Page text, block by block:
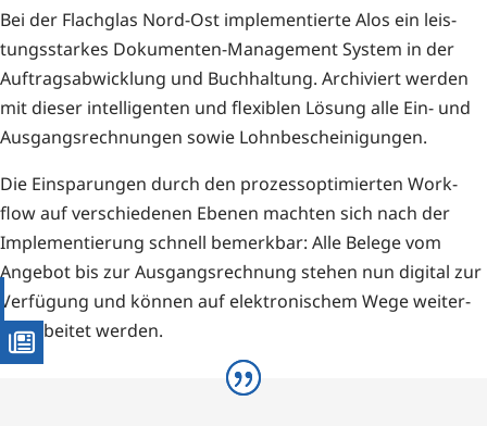
Bei der Flach­glas Nord-Ost imple­men­tier­te Alos ein leis­
tungs­star­kes Doku­men­ten-Manage­ment Sys­tem in der
Auf­trags­ab­wick­lung und Buch­hal­tung. Archi­viert wer­den
mit die­ser intel­li­gen­ten und fle­xi­blen Lösung alle Ein- und
Aus­gangs­rech­nun­gen sowie Lohnbescheinigungen.
Die Ein­spa­run­gen durch den pro­zess­op­ti­mier­ten Work­
flow auf ver­schie­de­nen Ebe­nen mach­ten sich nach der
Imple­men­tie­rung schnell bemerk­bar: Alle Bele­ge vom
Ange­bot bis zur Aus­gangs­rech­nung ste­hen nun digi­tal zur
Ver­fü­gung und kön­nen auf elek­tro­ni­schem Wege wei­ter­
ver­ar­bei­tet werden.